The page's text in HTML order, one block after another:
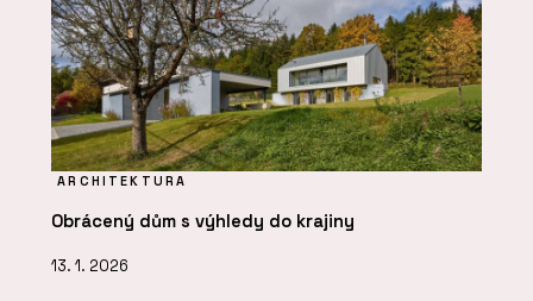
ARCHITEKTURA
Obrácený dům s výhledy do krajiny
13. 1. 2026